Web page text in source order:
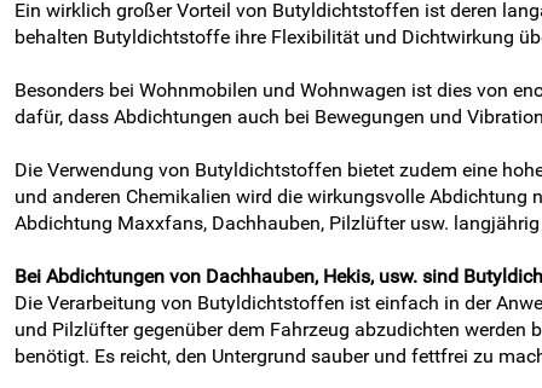
Ein wirklich großer Vorteil von Butyldichtstoffen ist deren
behalten Butyldichtstoffe ihre Flexibilität und Dichtwirkung
Besonders bei Wohnmobilen und Wohnwagen ist dies von
dafür, dass Abdichtungen auch bei Bewegungen und
Die Verwendung von Butyldichtstoffen bietet zudem eine
und anderen Chemikalien wird die wirkungsvolle
Abdichtung Maxxfans, Dachhauben, Pilzlüfter usw.
Bei Abdichtungen von Dachhauben, Hekis, usw. sind
Die Verarbeitung von Butyldichtstoffen ist einfach in der
und Pilzlüfter gegenüber dem Fahrzeug abzudichten
benötigt. Es reicht, den Untergrund sauber und fettfrei zu